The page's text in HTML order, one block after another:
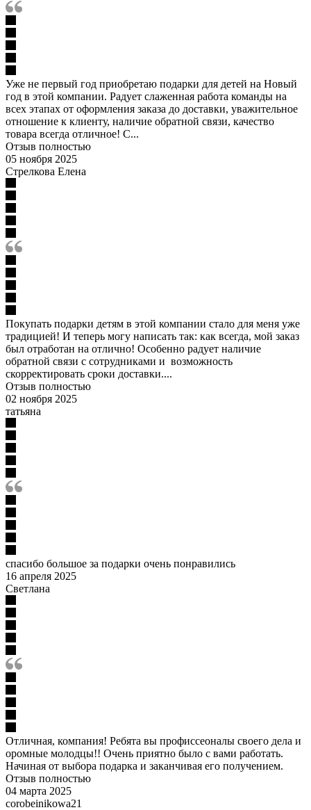
Уже не первый год приобретаю подарки для детей на Новый
год в этой компании. Радует слаженная работа команды на
всех этапах от оформления заказа до доставки, уважительное
отношение к клиенту, наличие обратной связи, качество
товара всегда отличное! С...
Отзыв полностью
05 ноября 2025
Стрелкова Елена
Покупать подарки детям в этой компании стало для меня уже
традицией! И теперь могу написать так: как всегда, мой заказ
был отработан на отлично! Особенно радует наличие
обратной связи с сотрудниками и возможность
скорректировать сроки доставки....
Отзыв полностью
02 ноября 2025
татьяна
спасибо большое за подарки очень понравились
16 апреля 2025
Светлана
Отличная, компания! Ребята вы профиссеоналы своего дела и
оромные молодцы!! Очень приятно было с вами работать.
Начиная от выбора подарка и заканчивая его получением.
Отзыв полностью
04 марта 2025
corobeinikowa21